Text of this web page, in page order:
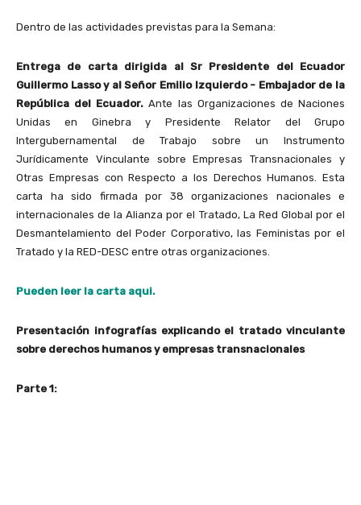
Dentro de las actividades previstas para la Semana:
Entrega de carta dirigida al Sr Presidente del Ecuador
Guillermo Lasso y al Señor Emilio Izquierdo - Embajador de la
República del Ecuador. Ante las Organizaciones de Naciones
Unidas en Ginebra y Presidente Relator del Grupo
Intergubernamental de Trabajo sobre un Instrumento
Jurídicamente Vinculante sobre Empresas Transnacionales y
Otras Empresas con Respecto a los Derechos Humanos. Esta
carta ha sido firmada por 38 organizaciones nacionales e
internacionales de la Alianza por el Tratado, La Red Global por el
Desmantelamiento del Poder Corporativo, las Feministas por el
Tratado y la RED-DESC entre otras organizaciones.
Pueden leer la carta aqui.
Presentación infografías explicando el tratado vinculante
sobre derechos humanos y empresas transnacionales
Parte 1: